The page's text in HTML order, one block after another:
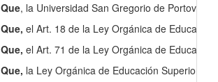
Que, la Universidad San Gregorio de
Que, el Art. 18 de la Ley Orgánica de
Que, el Art. 71 de la Ley Orgánica de
Que, la Ley Orgánica de Educación Superior